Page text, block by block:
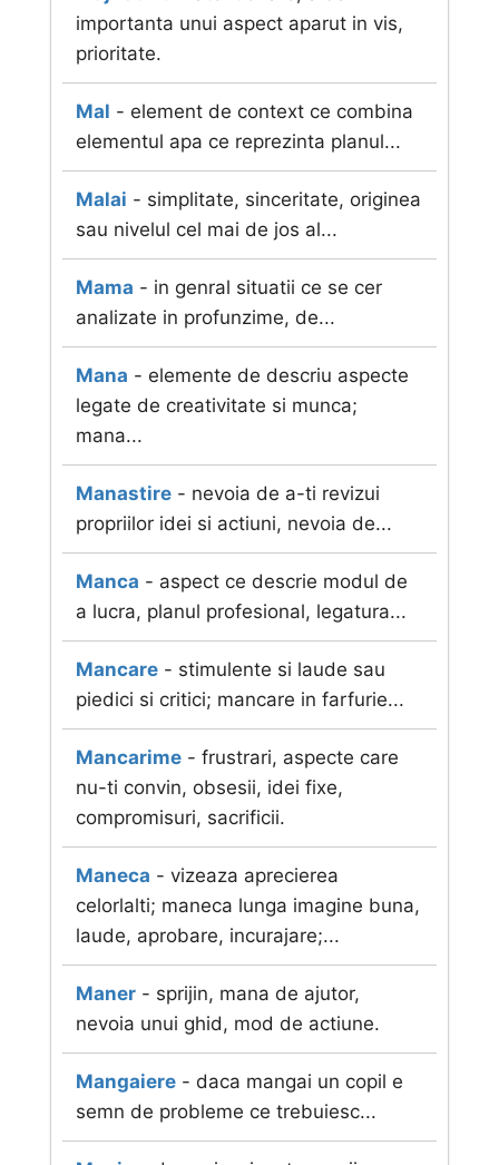
importanta unui aspect aparut in vis,
prioritate.
Mal - element de context ce combina
elementul apa ce reprezinta planul...
Malai - simplitate, sinceritate, originea
sau nivelul cel mai de jos al...
Mama - in genral situatii ce se cer
analizate in profunzime, de...
Mana - elemente de descriu aspecte
legate de creativitate si munca;
mana...
Manastire - nevoia de a-ti revizui
propriilor idei si actiuni, nevoia de...
Manca - aspect ce descrie modul de
a lucra, planul profesional, legatura...
Mancare - stimulente si laude sau
piedici si critici; mancare in farfurie...
Mancarime - frustrari, aspecte care
nu-ti convin, obsesii, idei fixe,
compromisuri, sacrificii.
Maneca - vizeaza aprecierea
celorlalti; maneca lunga imagine buna,
laude, aprobare, incurajare;...
Maner - sprijin, mana de ajutor,
nevoia unui ghid, mod de actiune.
Mangaiere - daca mangai un copil e
semn de probleme ce trebuiesc...